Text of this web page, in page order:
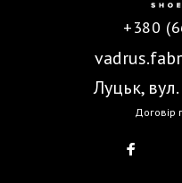
+380
Луцьк,
Договір